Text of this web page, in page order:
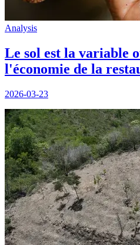
Analysis
Le sol est la variable
l'économie de la
2026-03-23